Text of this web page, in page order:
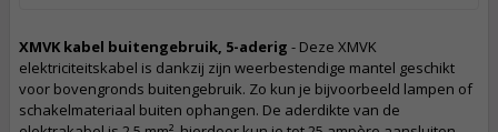
XMVK kabel buitengebruik, 5-aderig - Deze XMVK
elektriciteitskabel is dankzij zijn weerbestendige mantel geschikt
voor bovengronds buitengebruik. Zo kun je bijvoorbeeld lampen of
schakelmateriaal buiten ophangen. De aderdikte van de